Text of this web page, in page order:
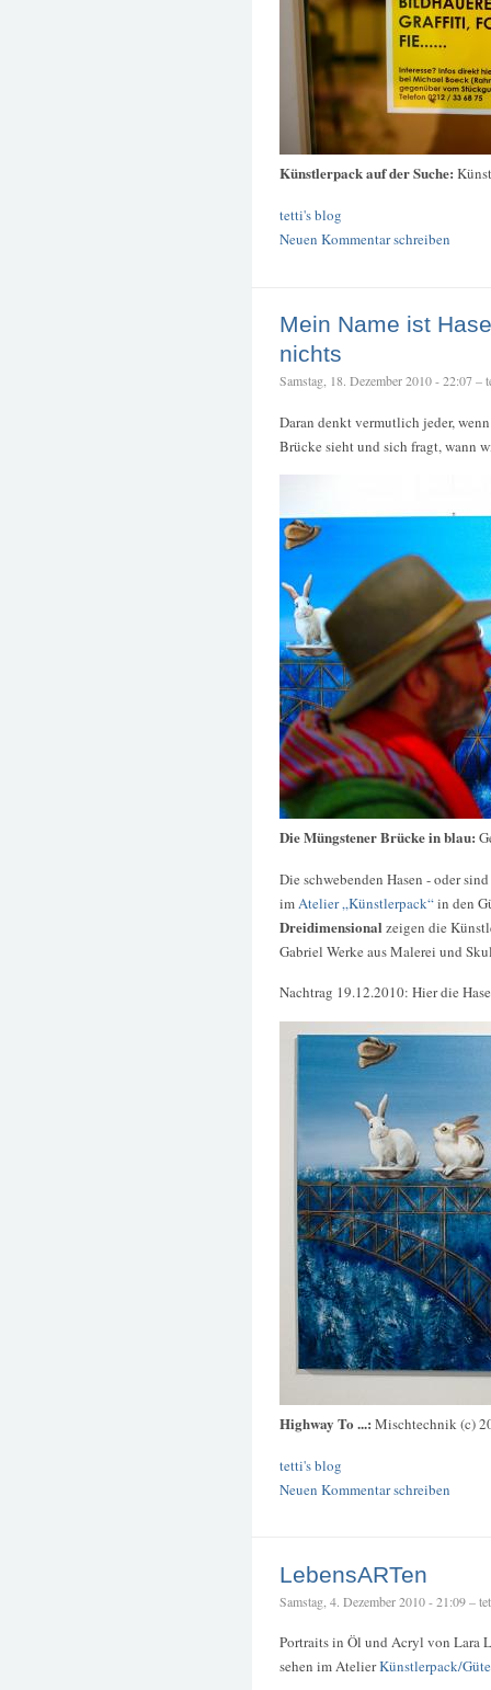
Künstlerpack auf der Suche:
tetti's blog
Neuen Kommentar schreiben
Mein Name ist
nichts
Samstag, 18. Dezember 2010 - 22:07 –
Daran denkt vermutlich jeder,
Brücke sieht und sich fragt, wann
Die Müngstener Brücke in blau:
Die schwebenden Hasen - oder
imAtelier „Künstlerpack“in den
Dreidimensional zeigen die
Gabriel Werke aus Malerei und
Nachtrag 19.12.2010: Hier die
Highway To ...: Mischtechnik (c)
tetti's blog
Neuen Kommentar schreiben
LebensARTen
Samstag, 4. Dezember 2010 - 21:09 –
Portraits in Öl und Acryl von Lara
sehen im AtelierKünstlerpack/